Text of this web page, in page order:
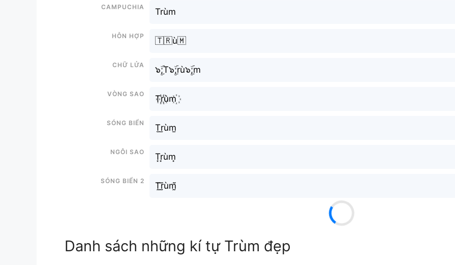
Campuchia
Trùm
Hỗn hợp
🇹🇷ù🇲
Chữ Lửa
๖ۣۜ;T๖ۣۜ;rù๖ۣۜ;m
Vòng sao
T꙰r꙰ùm꙰
Sóng biển
T̫r̫ùm̫
Ngôi sao
T͙r͙ùm͙
Sóng biển 2
T̰̃r̰̃ùm̰̃
Danh sách những kí tự Trùm đẹp